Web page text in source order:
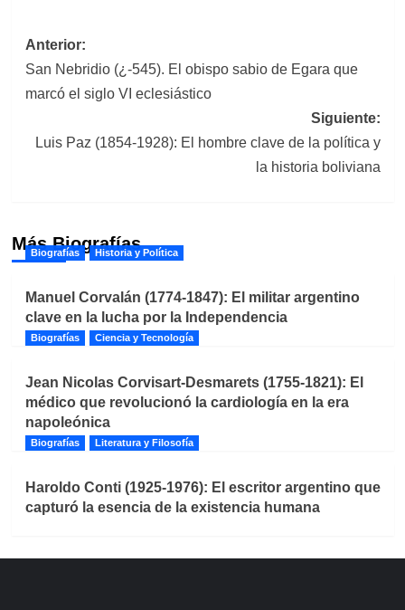
Navegación
de
entradas
Anterior:
San Nebridio (¿-545). El obispo sabio de Egara que
marcó el siglo VI eclesiástico
Siguiente:
Luis Paz (1854-1928): El hombre clave de la política y
la historia boliviana
Más Biografías
Biografías Historia y Política
Manuel Corvalán (1774-1847): El militar argentino
clave en la lucha por la Independencia
Biografías Ciencia y Tecnología
Jean Nicolas Corvisart-Desmarets (1755-1821): El
médico que revolucionó la cardiología en la era
napoleónica
Biografías Literatura y Filosofía
Haroldo Conti (1925-1976): El escritor argentino que
capturó la esencia de la existencia humana